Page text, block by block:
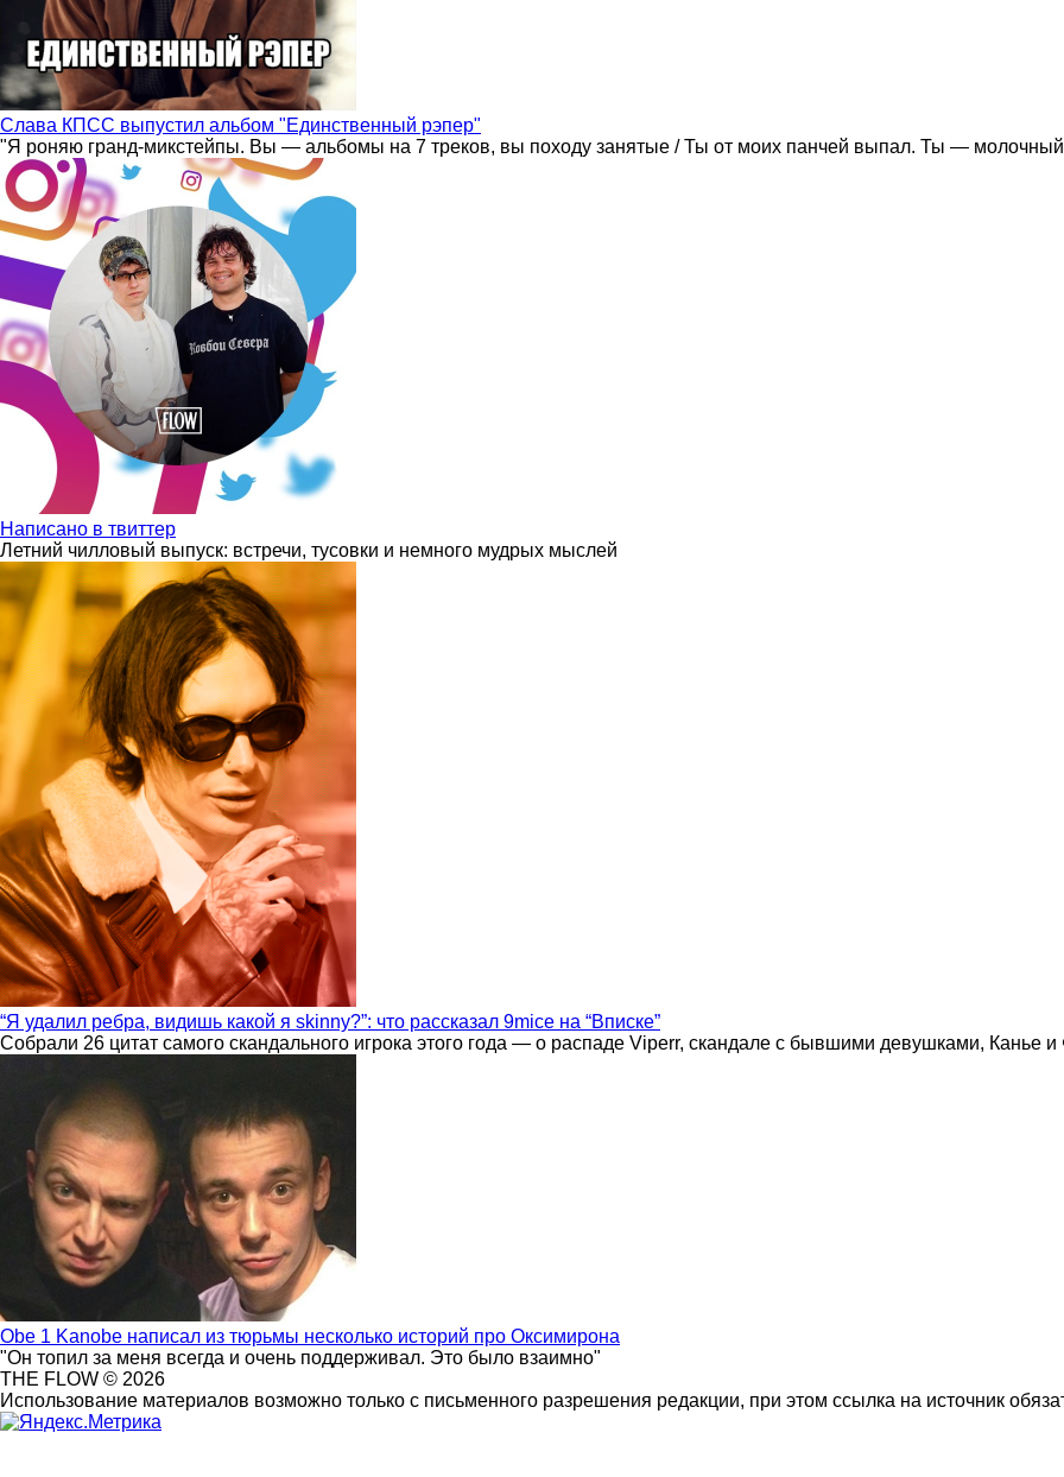
Слава КПСС выпустил альбом "Единственный рэпер"
"Я роняю гранд-микстейпы. Вы — альбомы на 7 треков, вы походу занятые / Ты от моих панчей выпал. Ты —
Написано в твиттер
Летний чилловый выпуск: встречи, тусовки и немного мудрых мыслей
“Я удалил ребра, видишь какой я skinny?”: что рассказал 9mice на “Вписке”
Собрали 26 цитат самого скандального игрока этого года — о распаде Viperr, скандале с бывшими девушками, Канье
Obe 1 Kanobe написал из тюрьмы несколько историй про Оксимирона
"Он топил за меня всегда и очень поддерживал. Это было взаимно"
THE FLOW © 2026
Использование материалов возможно только с письменного разрешения редакции, при этом ссылка на источник